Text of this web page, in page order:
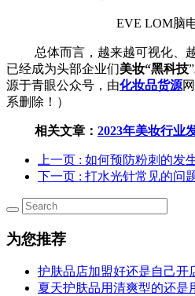
EVE LOM脑
总体而言，越来越可视化、越
已经成为头部企业们美妆“黑科技
源于青眼公众号，由化妆品货源
系删除！）
相关文章： 2023年美妆行业
上一页 : 如何预防粉刺的发
下一页 : 打水光针常见的问
为您推荐
护肤品店加盟好还是自己开
夏天护肤品用清爽型的还是